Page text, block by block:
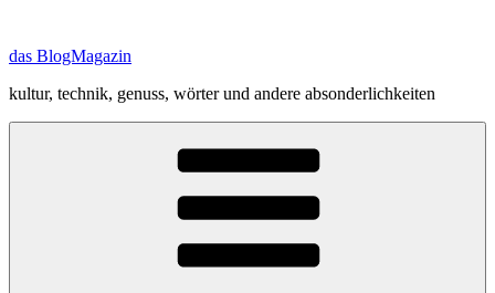
springen
das BlogMagazin
kultur, technik, genuss, wörter und andere absonderlichkeiten